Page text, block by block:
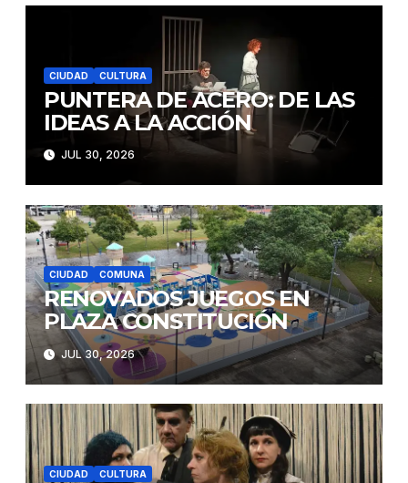
CIUDAD CULTURA
PUNTERA DE ACERO: DE LAS
IDEAS A LA ACCIÓN
JUL 30, 2026
CIUDAD COMUNA
RENOVADOS JUEGOS EN
PLAZA CONSTITUCIÓN
JUL 30, 2026
CIUDAD CULTURA